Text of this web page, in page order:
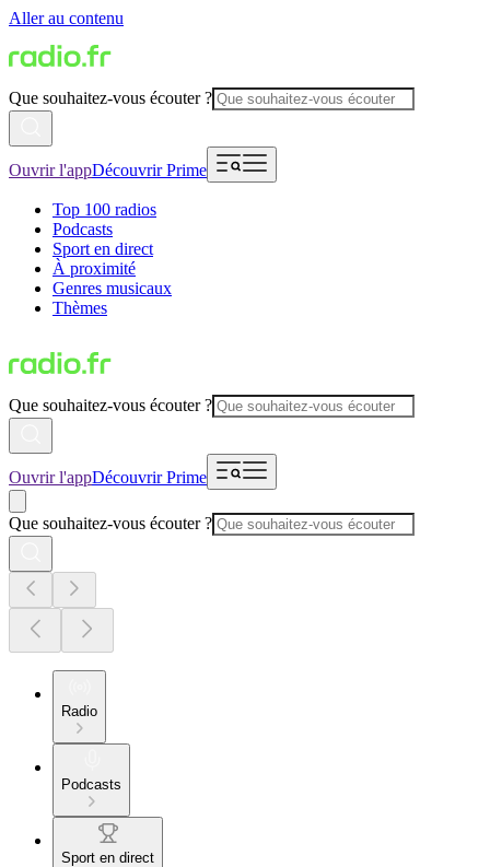
Aller au contenu
Que souhaitez-vous écouter ?
Ouvrir l'appDécouvrir Prime
Top 100 radios
Podcasts
Sport en direct
À proximité
Genres musicaux
Thèmes
Que souhaitez-vous écouter ?
Ouvrir l'appDécouvrir Prime
Que souhaitez-vous écouter ?
Radio
Podcasts
Sport en direct